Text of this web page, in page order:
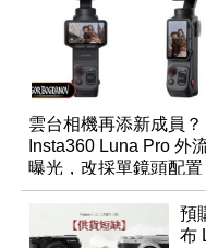
雲台相機再添新成員？
Insta360 Luna Pro 外
曝光，改採單鏡頭配置
預
布